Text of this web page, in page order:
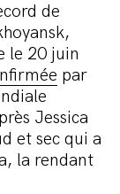
de
le 20 juin
par
Jessica
et sec qui a
la rendant